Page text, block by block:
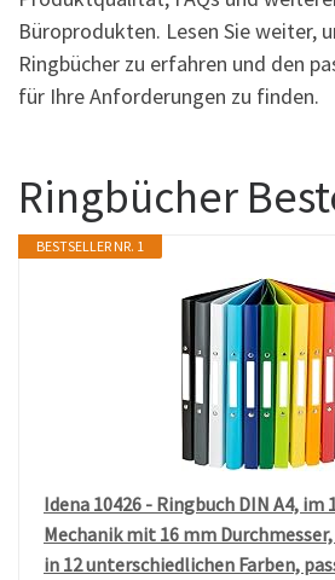
Büroprodukten. Lesen Sie weiter,
Ringbücher zu erfahren und den
für Ihre Anforderungen zu finden.
Ringbücher
BESTSELLER NR. 1
Idena 10426 - Ringbuch DIN A4, im
Mechanik mit 16 mm
in 12 unterschiedlichen Farben,